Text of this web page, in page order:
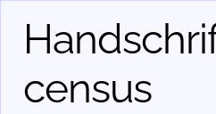
census